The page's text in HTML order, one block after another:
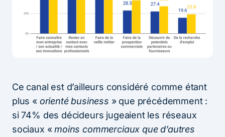
Ce canal est d’ailleurs considéré comme étant
plus « orienté business » que précédemment :
si 74% des décideurs jugeaient les réseaux
sociaux «moins commerciaux que d’autres